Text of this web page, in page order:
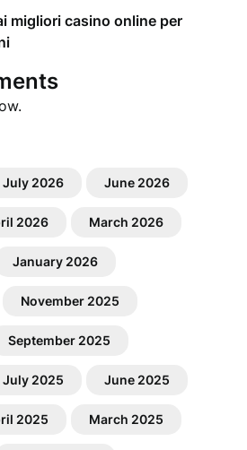
migliori casino online per
July 2026 June 2026
2026 March 2026
January 2026
November 2025
September 2025
July 2025 June 2025
2025 March 2025